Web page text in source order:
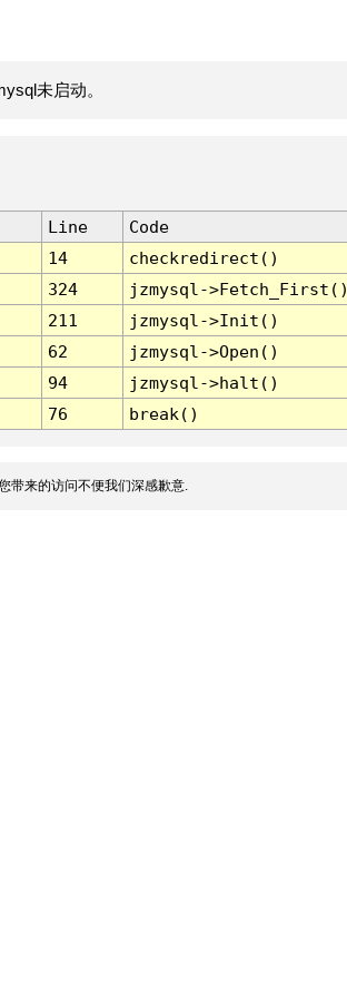
未启动。
Line
Code
14
checkredirect()
324
jzmysql-
211
jzmysql->Init()
62
jzmysql->Open()
94
jzmysql->halt()
76 break()
带来的访问不便我们深感歉意.